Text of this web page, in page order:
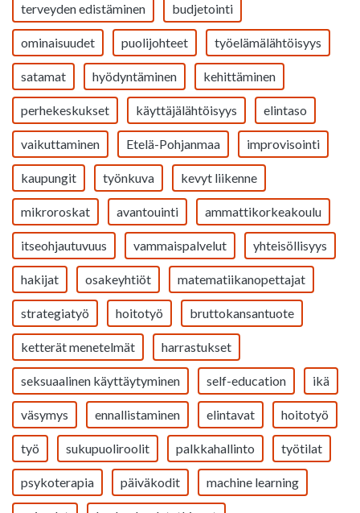
terveyden edistäminen budjetointi
ominaisuudet puolijohteet työelämälähtöisyys
satamat hyödyntäminen kehittäminen
perhekeskukset käyttäjälähtöisyys elintaso
vaikuttaminen Etelä-Pohjanmaa improvisointi
kaupungit työnkuva kevyt liikenne
mikroroskat avantouinti ammattikorkeakoulu
itseohjautuvuus vammaispalvelut yhteisöllisyys
hakijat osakeyhtiöt matematiikanopettajat
strategiatyö hoitotyö bruttokansantuote
ketterät menetelmät harrastukset
seksuaalinen käyttäytyminen self-education ikä
väsymys ennallistaminen elintavat hoitotyö
työ sukupuoliroolit palkkahallinto työtilat
psykoterapia päiväkodit machine learning